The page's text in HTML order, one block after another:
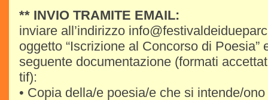
** INVIO TRAMITE EMAIL:
inviare all’indirizzo
oggetto “Iscrizione al Concorso di Poesia”
seguente documentazione (formati
tif):
• Copia della/e poesia/e che si intende/